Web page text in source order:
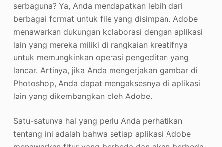
serbaguna? Ya, Anda mendapatkan lebih dari
berbagai format untuk file yang disimpan. Adobe
menawarkan dukungan kolaborasi dengan aplikasi
lain yang mereka miliki di rangkaian kreatifnya
untuk memungkinkan operasi pengeditan yang
lancar. Artinya, jika Anda mengerjakan gambar di
Photoshop, Anda dapat mengaksesnya di aplikasi
lain yang dikembangkan oleh Adobe.
Satu-satunya hal yang perlu Anda perhatikan
tentang ini adalah bahwa setiap aplikasi Adobe